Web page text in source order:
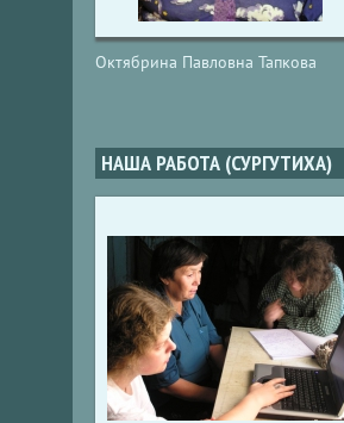
Октябрина Павловна Тапкова
НАША РАБОТА (СУРГУТИХА)